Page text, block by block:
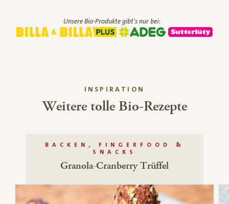
Unsere Bio-Produkte gibt's nur bei:
INSPIRATION
Weitere tolle Bio-Rezepte
BACKEN, FINGERFOOD &
SNACKS
Granola-Cranberry Trüffel